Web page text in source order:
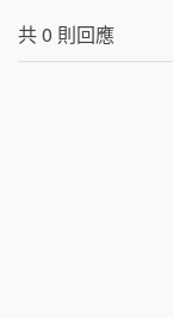
共0 則回應